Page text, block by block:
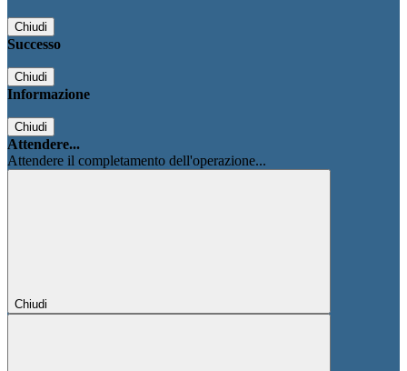
Chiudi
Successo
Chiudi
Informazione
Chiudi
Attendere...
Attendere il completamento dell'operazione...
Chiudi